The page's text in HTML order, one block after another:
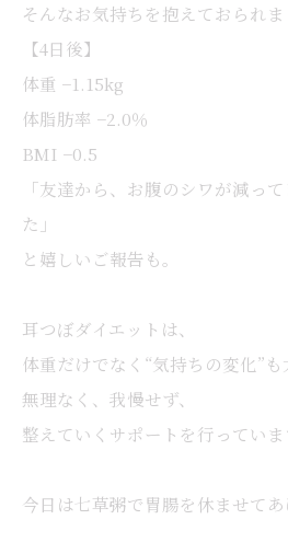
そんなお気持ちを抱えておられま
【4日後】
体重 −1.15kg
体脂肪率 −2.0％
BMI −0.5
「友達から、お腹のシワが減っ
た」
と嬉しいご報告も。
耳つぼダイエットは、
体重だけでなく“気持ちの変化”も
無理なく、我慢せず、
整えていくサポートを行っていま
今日は七草粥で胃腸を休ませてあ